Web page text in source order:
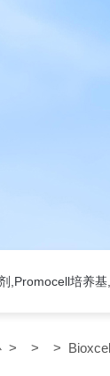
,Promocell培养
> > >